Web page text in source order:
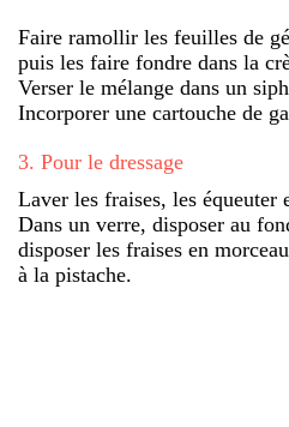
Faire ramollir les feuilles de
puis les faire fondre dans la
Verser le mélange dans un
Incorporer une cartouche de
3. Pour le dressage
Laver les fraises, les équeuter
Dans un verre, disposer au
disposer les fraises en
à la pistache.